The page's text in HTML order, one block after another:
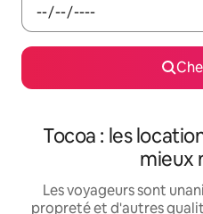
Tocoa : les
mieux
Les voyageurs sont
propreté et d'autres